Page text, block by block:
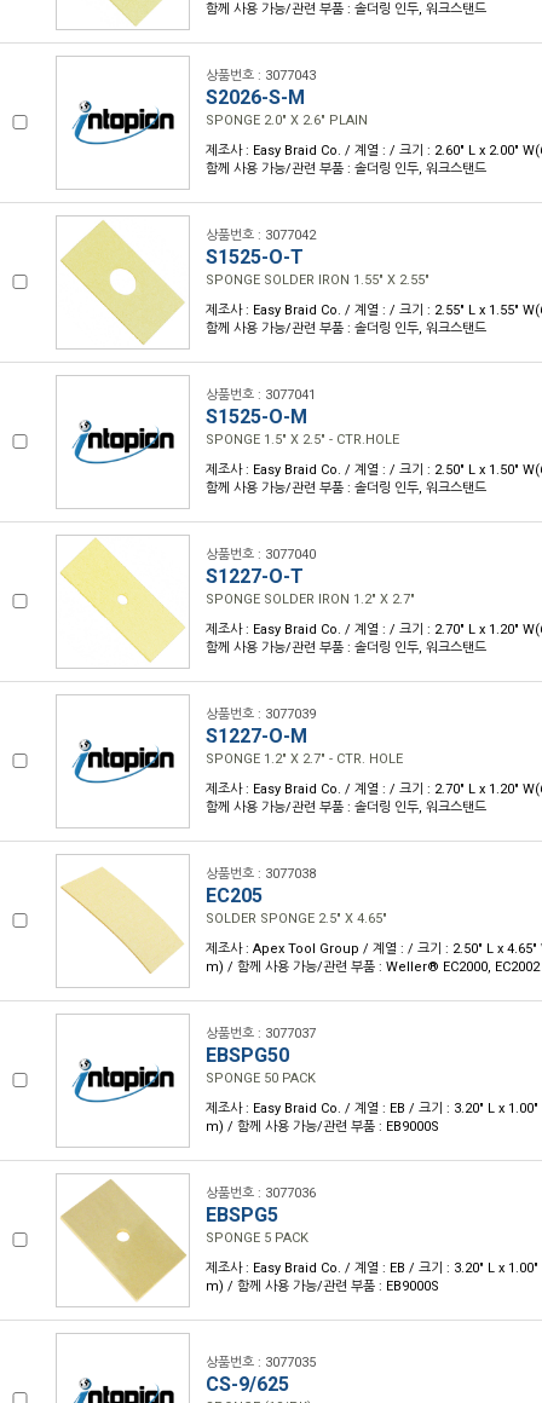
함께 사용 가능/관련 부품 : 솔더링 인두, 워크스탠드
상품번호 : 3077043
S2026-S-M
SPONGE 2.0" X 2.6" PLAIN
제조사 : Easy Braid Co. / 계열 : / 크기 : 2.60" L x 2.00"
함께 사용 가능/관련 부품 : 솔더링 인두, 워크스탠드
상품번호 : 3077042
S1525-O-T
SPONGE SOLDER IRON 1.55" X 2.55"
제조사 : Easy Braid Co. / 계열 : / 크기 : 2.55" L x 1.55"
함께 사용 가능/관련 부품 : 솔더링 인두, 워크스탠드
상품번호 : 3077041
S1525-O-M
SPONGE 1.5" X 2.5" - CTR.HOLE
제조사 : Easy Braid Co. / 계열 : / 크기 : 2.50" L x 1.50"
함께 사용 가능/관련 부품 : 솔더링 인두, 워크스탠드
상품번호 : 3077040
S1227-O-T
SPONGE SOLDER IRON 1.2" X 2.7"
제조사 : Easy Braid Co. / 계열 : / 크기 : 2.70" L x 1.20"
함께 사용 가능/관련 부품 : 솔더링 인두, 워크스탠드
상품번호 : 3077039
S1227-O-M
SPONGE 1.2" X 2.7" - CTR. HOLE
제조사 : Easy Braid Co. / 계열 : / 크기 : 2.70" L x 1.20"
함께 사용 가능/관련 부품 : 솔더링 인두, 워크스탠드
상품번호 : 3077038
EC205
SOLDER SPONGE 2.5" X 4.65"
제조사 : Apex Tool Group / 계열 : / 크기 : 2.50" L x
m) / 함께 사용 가능/관련 부품 : Weller® EC2000, EC2002
상품번호 : 3077037
EBSPG50
SPONGE 50 PACK
제조사 : Easy Braid Co. / 계열 : EB / 크기 : 3.20" L x
m) / 함께 사용 가능/관련 부품 : EB9000S
상품번호 : 3077036
EBSPG5
SPONGE 5 PACK
제조사 : Easy Braid Co. / 계열 : EB / 크기 : 3.20" L x
m) / 함께 사용 가능/관련 부품 : EB9000S
상품번호 : 3077035
CS-9/625